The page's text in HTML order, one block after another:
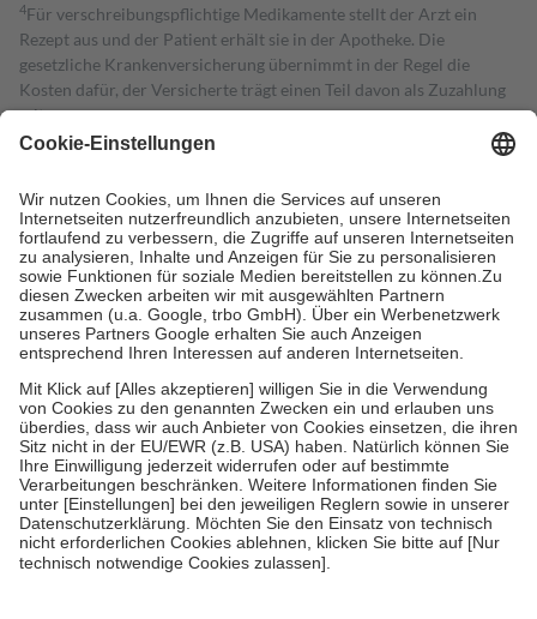
4Für verschreibungspflichtige Medikamente stellt der Arzt ein
Rezept aus und der Patient erhält sie in der Apotheke. Die
gesetzliche Krankenversicherung übernimmt in der Regel die
Kosten dafür, der Versicherte trägt einen Teil davon als Zuzahlung
mit.
Grundsätzlich leisten Mitglieder Zuzahlungen in Höhe von zehn
höchstens zehn Euro.
Es sind jedoch nie mehr als die tatsächlichen
Kosten der Leistung zu entrichten.
Diese Regeln gelten grundsätzlich auch für Online-Apotheken.
Bei Heilmitteln und häuslicher Krankenpflege beträgt die
Zuzahlung zehn Prozent der Kosten sowie zehn Euro je
Verordnung.
Um das Engagement der Versicherten für ihre eigene Gesundheit zu
stärken und die besondere Stellung der Familie zu unterstützen,
fallenkeine Zuzahlungenan bei:
• Kindern und Jugendlichen bis zum vollendeten 18. Lebensjahr
mit Ausnahme der Fahrkosten
• Untersuchungen zur Vorsorge und Früherkennung, die von der
GKV getragen werden
• empfohlenen Schutzimpfungen
• Harn- und Blutteststreifen